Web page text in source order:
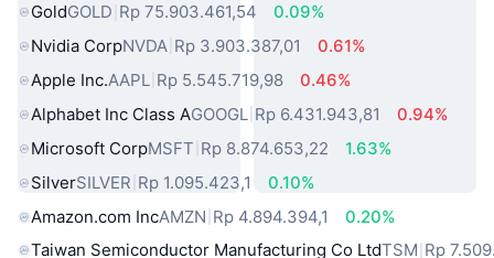
GoldGOLD Rp 75.903.461,54
0.09%
Nvidia CorpNVDA Rp 3.903.387,01
0.61%
Apple Inc.AAPL Rp 5.545.719,98
0.46%
Alphabet Inc Class AGOOGL Rp 6.431.943,81
0.94%
Microsoft CorpMSFT Rp 8.874.653,22
1.63%
SilverSILVER Rp 1.095.423,1
0.10%
Amazon.com IncAMZN Rp 4.894.394,1
0.20%
Taiwan Semiconductor Manufacturing Co LtdTSM Rp